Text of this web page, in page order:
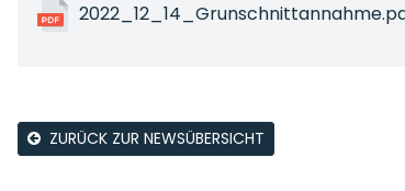
ZURÜCK ZUR NEWSÜBERSICHT